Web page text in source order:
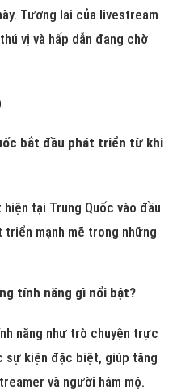
Tương lai của livestream
vị và hấp dẫn đang chờ
bắt đầu phát triển từ khi
tại Trung Quốc vào đầu
triển mạnh mẽ trong những
tính năng gì nổi bật?
năng như trò chuyện trực
sự kiện đặc biệt, giúp tăng
và người hâm mộ.